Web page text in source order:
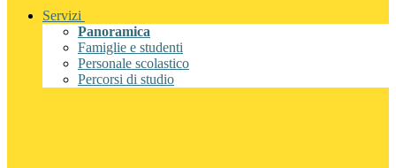
Servizi
Panoramica
Famiglie e studenti
Personale scolastico
Percorsi di studio